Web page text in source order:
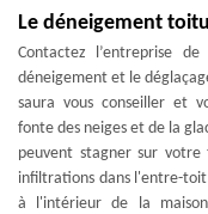
Le déneigement
Contactez l’entreprise
déneigement et le
saura vous conseiller et
fonte des neiges et de la
peuvent stagner sur
infiltrations dans l'entre-
à l'intérieur de la